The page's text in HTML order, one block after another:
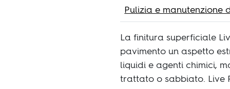
Pulizia e manutenzione
La finitura superficiale
pavimento un aspetto
liquidi e agenti chimici,
trattato o sabbiato. Live